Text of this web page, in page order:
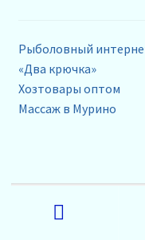
Рыболовный
«Два крючка»
Хозтовары оптом
Массаж в Мурино
Контакты